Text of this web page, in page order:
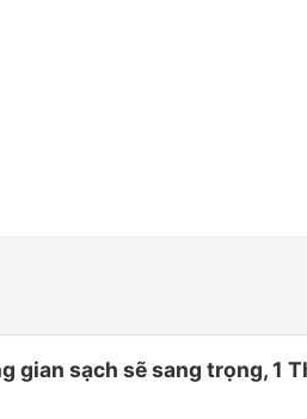
gian sạch sẽ sang trọng, 1